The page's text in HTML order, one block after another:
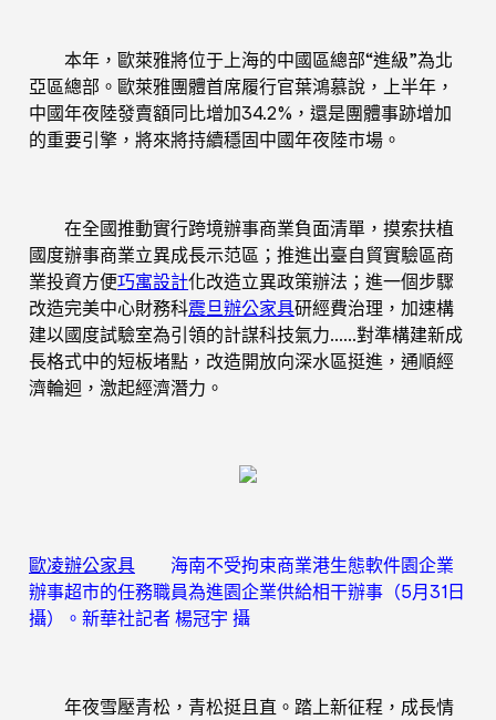
本年，歐萊雅將位于上海的中國區總部“進級”為北
亞區總部。歐萊雅團體首席履行官葉鴻慕說，上半年，
中國年夜陸發賣額同比增加34.2%，還是團體事跡增加
的重要引擎，將來將持續穩固中國年夜陸市場。
在全國推動實行跨境辦事商業負面清單，摸索扶植
國度辦事商業立異成長示范區；推進出臺自貿實驗區商
業投資方便巧寓設計化改造立異政策辦法；進一個步驟
改造完美中心財務科震旦辦公家具研經費治理，加速構
建以國度試驗室為引領的計謀科技氣力……對準構建新成
長格式中的短板堵點，改造開放向深水區挺進，通順經
濟輪迴，激起經濟潛力。
歐凌辦公家具 海南不受拘束商業港生態軟件園企業
辦事超市的任務職員為進園企業供給相干辦事（5月31日
攝）。新華社記者 楊冠宇 攝
年夜雪壓青松，青松挺且直。踏上新征程，成長情